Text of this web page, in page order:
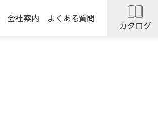
会社案内 よくある質問
カタログ